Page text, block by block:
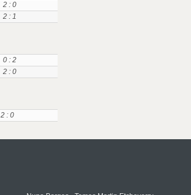
2 : 0
2 : 1
0 : 2
2 : 0
2 : 0